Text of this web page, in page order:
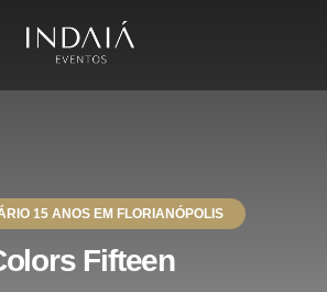
15 ANOS EM FLORIANÓPOLIS
Fifteen